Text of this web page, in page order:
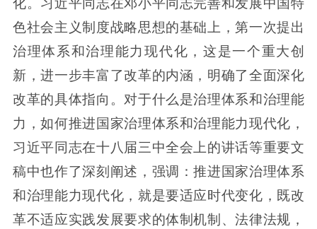
化。习近平同志在邓小平同志完善和发展中国特
色社会主义制度战略思想的基础上，第一次提出
治理体系和治理能力现代化，这是一个重大创
新，进一步丰富了改革的内涵，明确了全面深化
改革的具体指向。对于什么是治理体系和治理能
力，如何推进国家治理体系和治理能力现代化，
习近平同志在十八届三中全会上的讲话等重要文
稿中也作了深刻阐述，强调：推进国家治理体系
和治理能力现代化，就是要适应时代变化，既改
革不适应实践发展要求的体制机制、法律法规，